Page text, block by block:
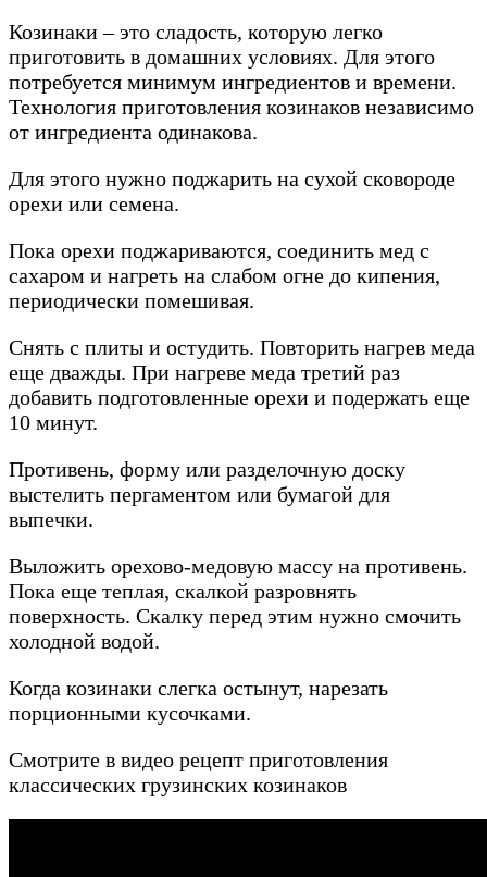
Козинаки – это сладость, которую легко
приготовить в домашних условиях. Для этого
потребуется минимум ингредиентов и времени.
Технология приготовления козинаков независимо
от ингредиента одинакова.
Для этого нужно поджарить на сухой сковороде
орехи или семена.
Пока орехи поджариваются, соединить мед с
сахаром и нагреть на слабом огне до кипения,
периодически помешивая.
Снять с плиты и остудить. Повторить нагрев меда
еще дважды. При нагреве меда третий раз
добавить подготовленные орехи и подержать еще
10 минут.
Противень, форму или разделочную доску
выстелить пергаментом или бумагой для
выпечки.
Выложить орехово-медовую массу на противень.
Пока еще теплая, скалкой разровнять
поверхность. Скалку перед этим нужно смочить
холодной водой.
Когда козинаки слегка остынут, нарезать
порционными кусочками.
Смотрите в видео рецепт приготовления
классических грузинских козинаков